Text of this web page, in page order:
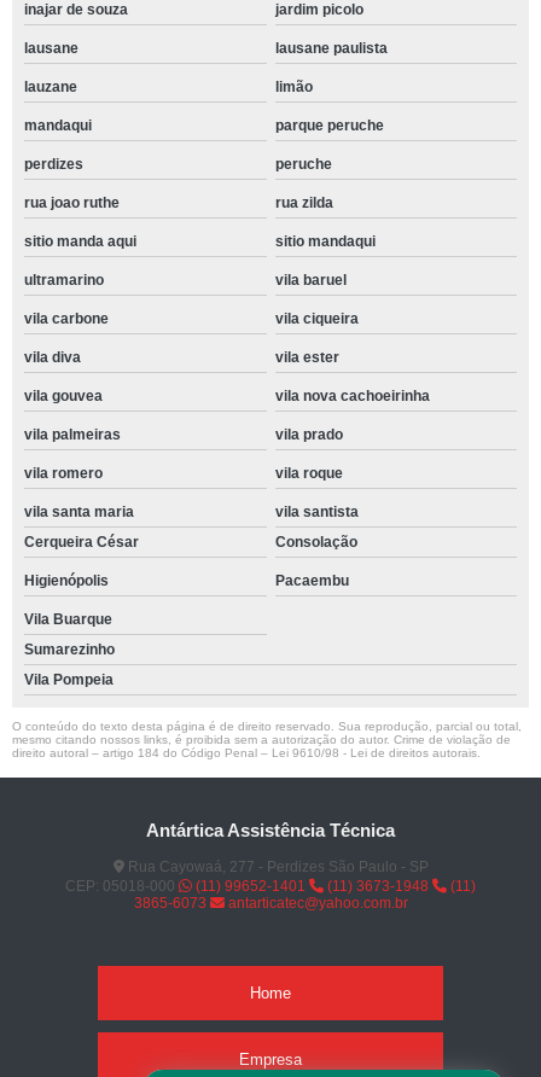
inajar de souza jardim picolo
lausane lausane paulista
lauzane limão
mandaqui parque peruche
perdizes peruche
rua joao ruthe rua zilda
sitio manda aqui sitio mandaqui
ultramarino vila baruel
vila carbone vila ciqueira
vila diva vila ester
vila gouvea vila nova cachoeirinha
vila palmeiras vila prado
vila romero vila roque
vila santa maria
vila santista
Cerqueira César
Consolação
Higienópolis Pacaembu
Vila Buarque
Sumarezinho
Vila Pompeia
O conteúdo do texto desta página é de direito reservado. Sua reprodução, parcial ou total,
mesmo citando nossos links, é proibida sem a autorização do autor. Crime de violação de
direito autoral – artigo 184 do Código Penal – Lei 9610/98 - Lei de direitos autorais
Antártica Assistência Técnica
Rua Cayowaá, 277 - Perdizes São Paulo - SP
CEP: 05018-000
(11) 99652-1401 (11) 3673-1948
(11)
3865-6073
antarticatec@yahoo.com.br
Home
Empresa